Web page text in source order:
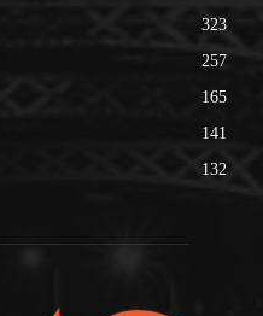
323
257
165
141
132